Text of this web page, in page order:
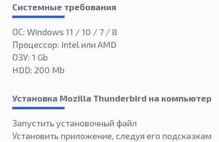
Системные требования
ОС: Windows 11 / 10 / 7 / 8
Процессор: Intel или AMD
ОЗУ: 1 Gb
HDD: 200 Mb
Установка Mozilla Thunderbird на компьютер
Запустить установочный файл
Установить приложение, следуя его подсказкам